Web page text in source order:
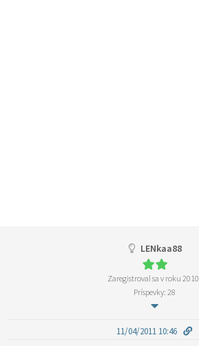
LENkaa88
Zaregistroval sa v roku 2010
Príspevky: 28
11/04/2011 10:46